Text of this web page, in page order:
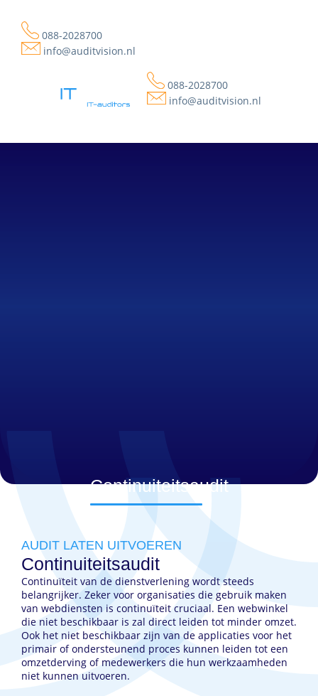
088-2028700
info@auditvision.nl
088-2028700
info@auditvision.nl
Continuiteitsaudit
AUDIT LATEN UITVOEREN
Continuiteitsaudit
Continuïteit van de dienstverlening wordt steeds
belangrijker. Zeker voor organisaties die gebruik maken
van webdiensten is continuïteit cruciaal. Een webwinkel
die niet beschikbaar is zal direct leiden tot minder omzet.
Ook het niet beschikbaar zijn van de applicaties voor het
primair of ondersteunend proces kunnen leiden tot een
omzetderving of medewerkers die hun werkzaamheden
niet kunnen uitvoeren.